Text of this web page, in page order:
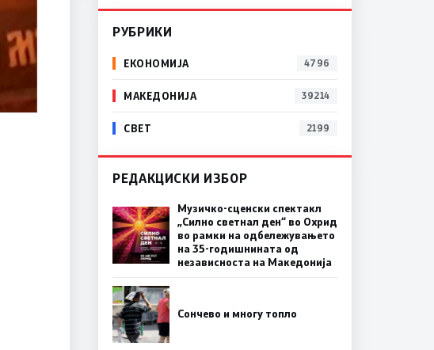
РУБРИКИ
ЕКОНОМИЈА 4796
МАКЕДОНИЈА 39214
СВЕТ 2199
РЕДАКЦИСКИ ИЗБОР
Музичко-сценски спектакл
„Силно светнал ден“ во Охрид
во рамки на одбележувањето
на 35-годишнината од
независноста на Македонија
Сончево и многу топло